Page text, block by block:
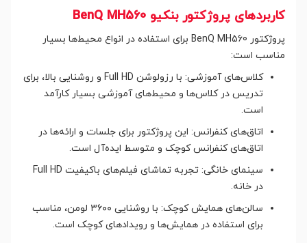
کاربردهای پروژکتور بنکیو BenQ MH560
پروژکتور BenQ MH560 برای استفاده در انواع محیط‌ها بسیار
مناسب است:
کلاس‌های آموزشی: با رزولوشن Full HD و روشنایی بالا، برای
تدریس در کلاس‌ها و محیط‌های آموزشی بسیار کارآمد
است.
اتاق‌های کنفرانس: این پروژکتور برای جلسات و ارائه‌ها در
اتاق‌های کنفرانس کوچک و متوسط ایده‌آل است.
سینمای خانگی: تجربه تماشای فیلم‌های باکیفیت Full HD
در خانه.
سالن‌های همایش کوچک: با روشنایی ۳۶۰۰ لومن، مناسب
برای استفاده در همایش‌ها و رویدادهای کوچک است.